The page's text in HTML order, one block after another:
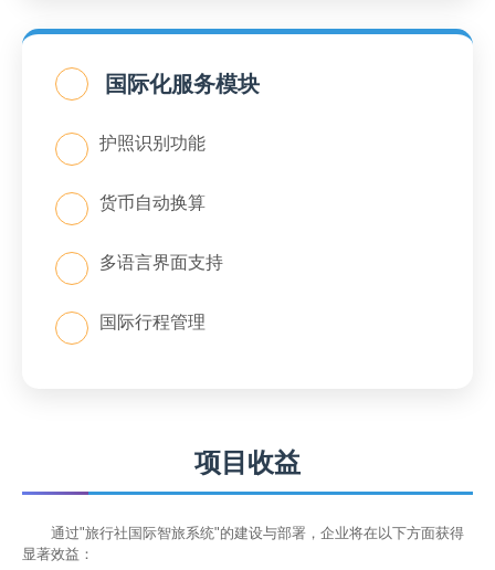
国际化服务模块
护照识别功能
货币自动换算
多语言界面支持
国际行程管理
项目收益
通过"旅行社国际智旅系统"的建设与部署，企业将在以下方面获得
显著效益：